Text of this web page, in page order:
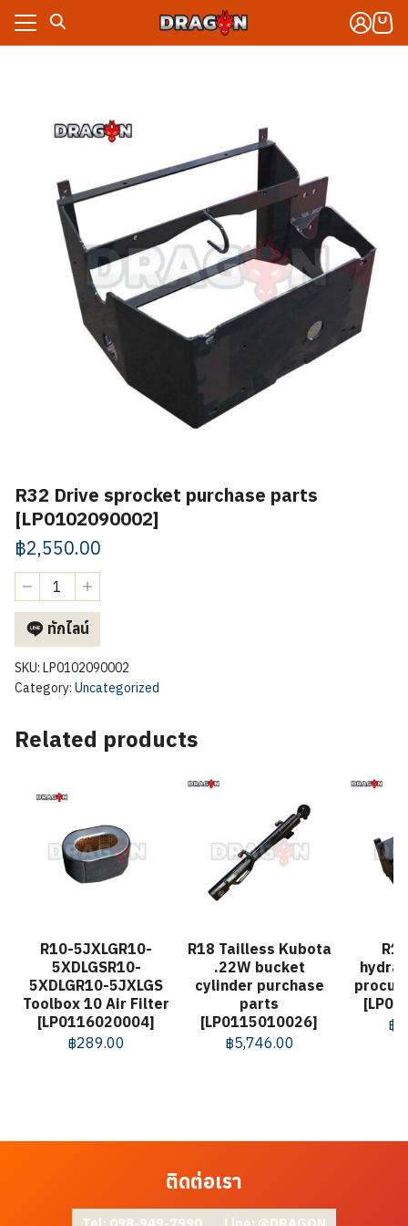
Skip
R32 Drive sprocket purchase parts
[LP0102090002]
฿2,550.00
Drive
sprocket
purchase
parts
[LP0102090002]
quantity
ทักไลน์
SKU: LP0102090002
Category: Uncategorized
Related products
R10-5JXLGR10-
5XDLGSR10-
5XDLGR10-5JXLGS
Toolbox 10 Air Filter
[LP0116020004]
฿289.00
R18 Tailless Kubota
.22W bucket
cylinder purchase
parts
[LP0115010026]
฿5,746.00
฿
ติดต่อเรา